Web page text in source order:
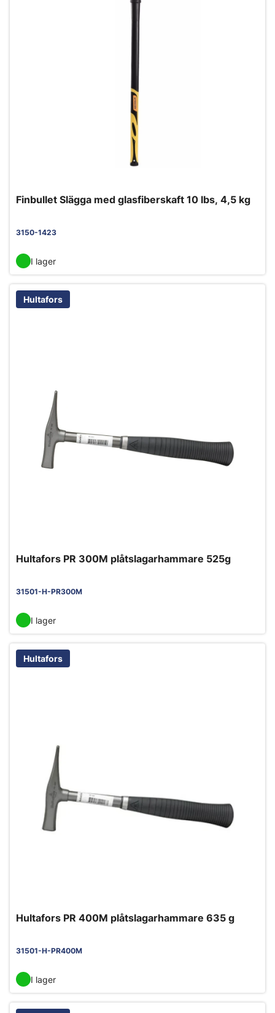
Finbullet Slägga med glasfiberskaft 10 lbs, 4,5 kg
3150-1423
I lager
Hultafors
Hultafors PR 300M plåtslagarhammare 525g
31501-H-PR300M
I lager
Hultafors
Hultafors PR 400M plåtslagarhammare 635 g
31501-H-PR400M
I lager